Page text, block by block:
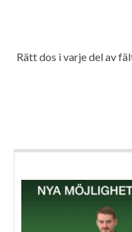
Rätt dos i varje del av